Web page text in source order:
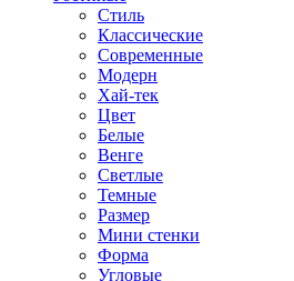
Стиль
Классические
Современные
Модерн
Хай-тек
Цвет
Белые
Венге
Светлые
Темные
Размер
Мини стенки
Форма
Угловые